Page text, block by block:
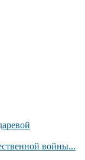
войны...